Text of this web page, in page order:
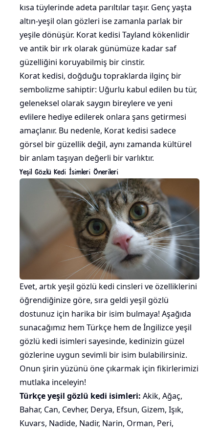
kısa tüylerinde adeta parıltılar taşır. Genç yaşta
altın-yeşil olan gözleri ise zamanla parlak bir
yeşile dönüşür. Korat kedisi Tayland kökenlidir
ve antik bir ırk olarak günümüze kadar saf
güzelliğini koruyabilmiş bir cinstir.
Korat kedisi, doğduğu topraklarda ilginç bir
sembolizme sahiptir: Uğurlu kabul edilen bu tür,
geleneksel olarak saygın bireylere ve yeni
evlilere hediye edilerek onlara şans getirmesi
amaçlanır. Bu nedenle, Korat kedisi sadece
görsel bir güzellik değil, aynı zamanda kültürel
bir anlam taşıyan değerli bir varlıktır.
Yeşil Gözlü Kedi İsimleri Önerileri
Evet, artık yeşil gözlü kedi cinsleri ve özelliklerini
öğrendiğinize göre, sıra geldi yeşil gözlü
dostunuz için harika bir isim bulmaya! Aşağıda
sunacağımız hem Türkçe hem de İngilizce yeşil
gözlü kedi isimleri sayesinde, kedinizin güzel
gözlerine uygun sevimli bir isim bulabilirsiniz.
Onun şirin yüzünü öne çıkarmak için fikirlerimizi
mutlaka inceleyin!
Türkçe yeşil gözlü kedi isimleri: Akik, Ağaç,
Bahar, Can, Cevher, Derya, Efsun, Gizem, Işık,
Kuvars, Nadide, Nadir, Narin, Orman, Peri,